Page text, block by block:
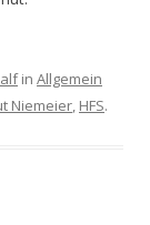
in Allgemein
Niemeier, HFS.